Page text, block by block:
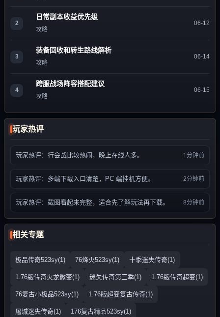
2
日常副本收益优先级
攻略
06-12
3
装备回收和转生路线解析
攻略
06-14
4
跨服战场阵容搭配建议
攻略
06-15
玩家热评
玩家热评：行会战比较热闹，晚上在线人多。 1分钟前
玩家热评：多端下载入口清楚，PC 端挂机方便。 2分钟前
玩家热评：截图看起来完整，适合先了解玩法再下载。 8分钟前
相关专题
极品传奇523sy(1) 76烽火523sy(1) 十季迷失传奇(1)
1.76版传奇火龙微变(1) 迷失传奇第三季(1) 1.76版传奇超变(1)
76复古小极品523sy(1) 1.76版超变复古传奇(1)
屠城迷失传奇(1) 176复古精品523sy(1)